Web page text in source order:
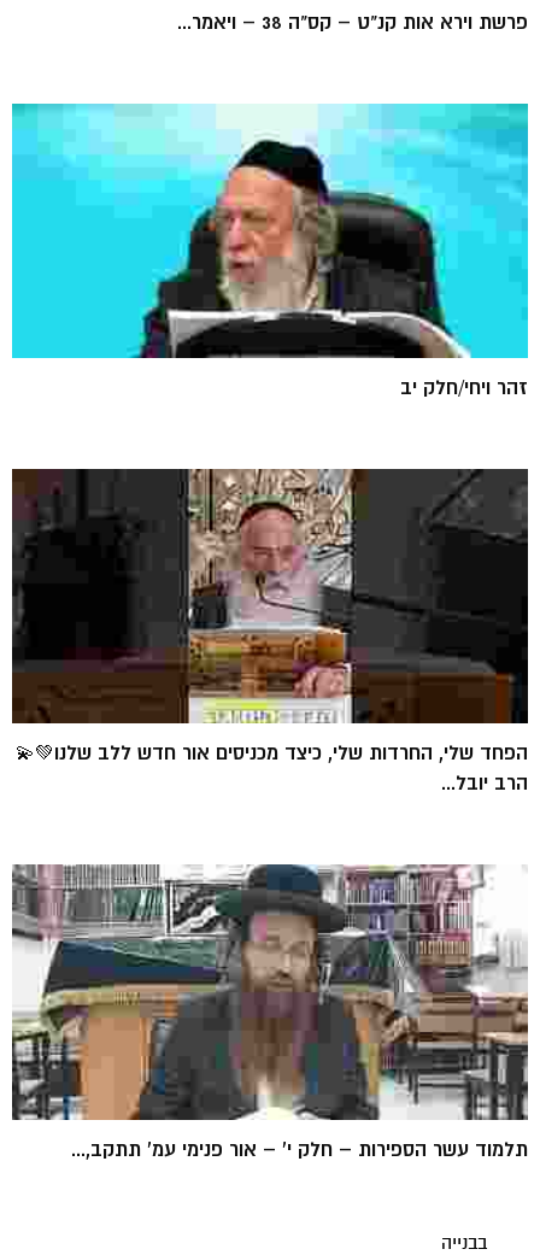
פרשת וירא אות קנ"ט – קס"ה 38 – ויאמר...
זהר ויחי/חלק יב
הפחד שלי, החרדות שלי, כיצד מכניסים אור חדש ללב שלנו💚💫
הרב יובל...
תלמוד עשר הספירות – חלק י' – אור פנימי עמ' תתקב,...
בבנייה